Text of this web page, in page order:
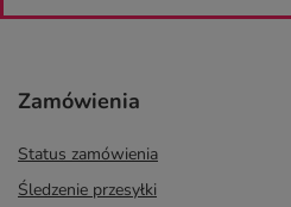
Zamówienia
Status zamówienia
Śledzenie przesyłki